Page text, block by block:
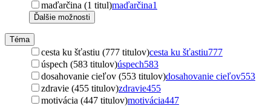
maďarčina (1 titul)maďarčina1
Ďalšie možnosti
Téma
cesta ku šťastiu (777 titulov)cesta ku šťastiu777
úspech (583 titulov)úspech583
dosahovanie cieľov (553 titulov)dosahovanie cieľov553
zdravie (455 titulov)zdravie455
motivácia (447 titulov)motivácia447